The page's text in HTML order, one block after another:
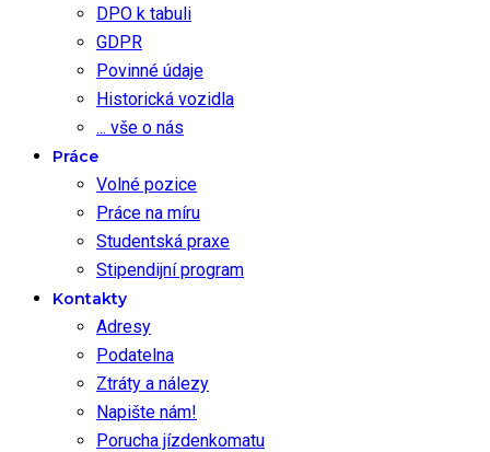
DPO k tabuli
GDPR
Povinné údaje
Historická vozidla
... vše o nás
Práce
Volné pozice
Práce na míru
Studentská praxe
Stipendijní program
Kontakty
Adresy
Podatelna
Ztráty a nálezy
Napište nám!
Porucha jízdenkomatu